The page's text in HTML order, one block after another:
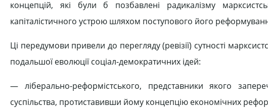
концепцій, які були б позбавлені радикалізму
капіталістичного устрою шляхом поступового його
Ці передумови привели до перегляду (ревізії) сутності
подальшої еволюції соціал-демократичних ідей:
— ліберально-реформістського, представники якого
суспільства, протиставивши йому концепцію економічних